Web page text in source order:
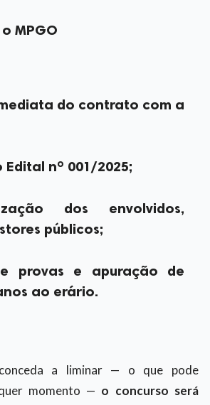
MPGO
do contrato com a
nº 001/2025;
dos envolvidos,
públicos;
provas e apuração de
ao erário.
a liminar — o que pode
momento — o concurso será